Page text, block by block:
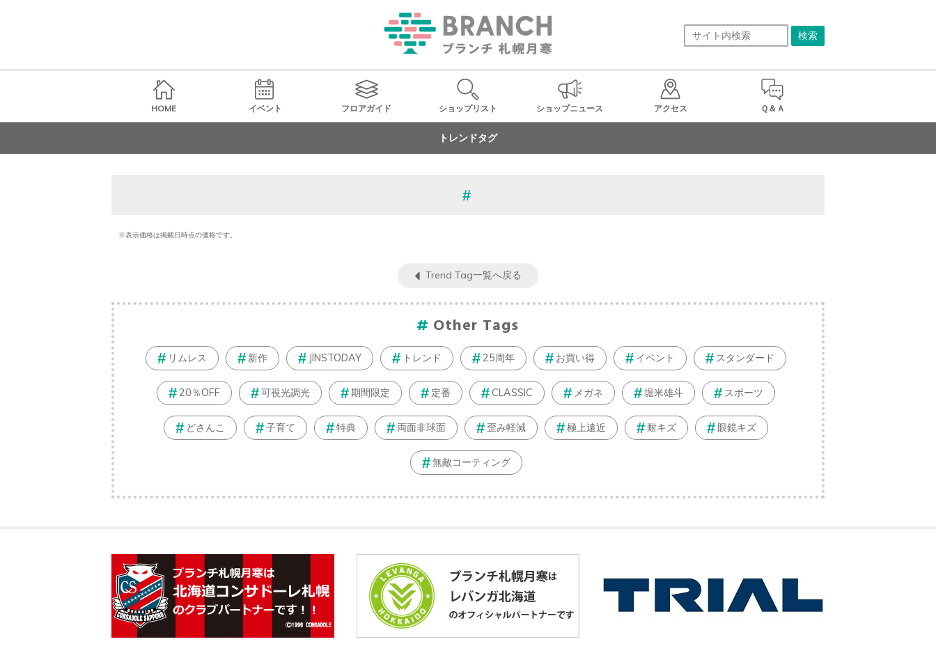
HOME イベント フロアガイド ショップリスト ショップニュース アクセス Ｑ＆Ａ
トレンドタグ
※表示価格は掲載日時点の価格です。
Trend Tag一覧へ戻る
Other Tags
リムレス 新作 JINSTODAY トレンド 25周年 お買い得 イベント スタンダード
20％OFF 可視光調光 期間限定 定番 CLASSIC メガネ 堀米雄斗 スポーツ
どさんこ 子育て 特典 両面非球面 歪み軽減 極上遠近 耐キズ 眼鏡キズ
無敵コーティング